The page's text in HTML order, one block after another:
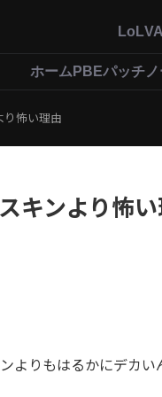
LoL
ホーム PBEパッチ
り怖い理由
キンより怖
よりもはるかにデカい